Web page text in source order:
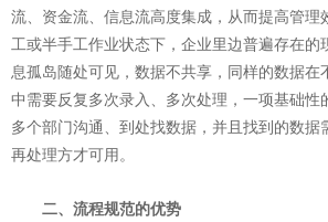
流、资金流、信息流高度集成，从而提高管理
工或半手工作业状态下，企业里边普遍存在的
息孤岛随处可见，数据不共享，同样的数据在
中需要反复多次录入、多次处理，一项基础性
多个部门沟通、到处找数据，并且找到的数据
再处理方才可用。
二、流程规范的优势